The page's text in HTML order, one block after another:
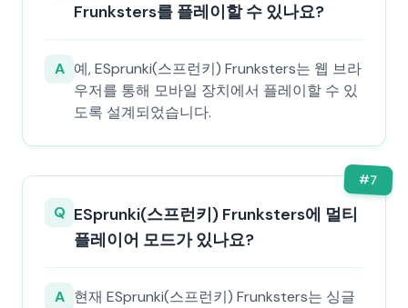
Frunksters를 플레이할 수 있나요?
A 예, ESprunki(스프런키) Frunksters는 웹 브라
우저를 통해 모바일 장치에서 플레이할 수 있
도록 설계되었습니다.
#7
Q ESprunki(스프런키) Frunksters에 멀티
플레이어 모드가 있나요?
A 현재 ESprunki(스프런키) Frunksters는 싱글